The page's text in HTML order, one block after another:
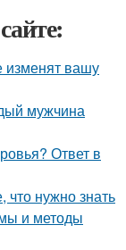
изменят вашу
мужчина
Ответ в
нужно знать
и методы